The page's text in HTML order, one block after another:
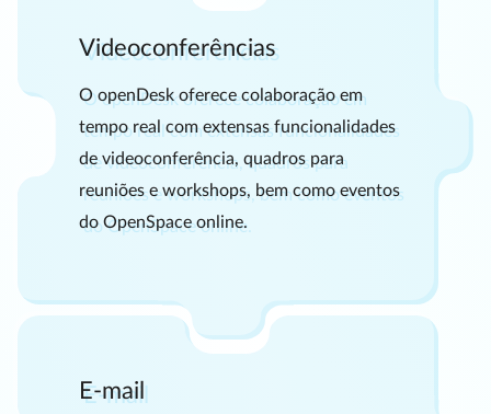
Videoconferências
O openDesk oferece colaboração em
tempo real com extensas funcionalidades
de videoconferência, quadros para
reuniões e workshops, bem como eventos
do OpenSpace online.
E-mail